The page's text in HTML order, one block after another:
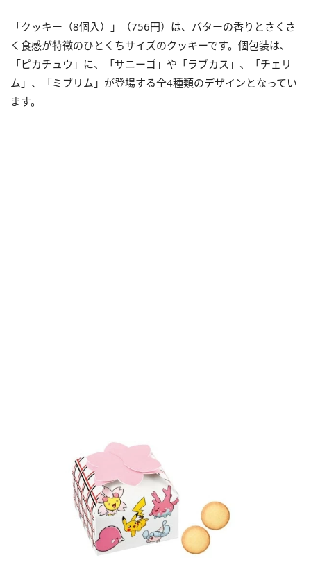
「クッキー（8個入）」（756円）は、バターの香りとさくさ
く食感が特徴のひとくちサイズのクッキーです。個包装は、
「ピカチュウ」に、「サニーゴ」や「ラブカス」、「チェリ
ム」、「ミブリム」が登場する全4種類のデザインとなってい
ます。